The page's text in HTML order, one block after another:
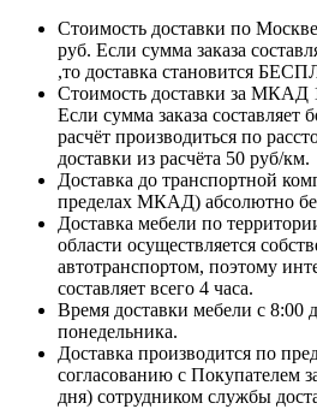
Стоимость доставки по
руб. Если сумма заказа
,то доставка становится
Стоимость доставки за МКАД
Если сумма заказа составляет
расчёт производиться по
доставки из расчёта 50 руб/км.
Доставка до транспортной
пределах МКАД) абсолютно
Доставка мебели по
области осуществляется
автотранспортом, поэтому
составляет всего 4 часа.
Время доставки мебели с 8:00
понедельника.
Доставка производится по
согласованию с Покупателем
дня) сотрудником службы